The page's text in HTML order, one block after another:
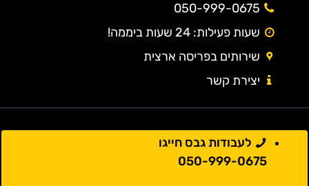
050-999-0675
שעות פעילות: 24 שעות ביממה!
שירותים בפריסה ארצית
יצירת קשר
לעבודות גבס חייגו
050-999-0675